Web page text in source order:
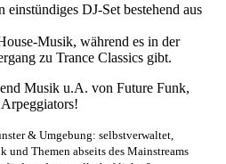
einstündiges DJ-Set bestehend aus
Musik, während es in der
zu Trance Classics gibt.
Musik u.A. von Future Funk,
& Umgebung: selbstverwaltet,
Themen abseits des Mainstreams